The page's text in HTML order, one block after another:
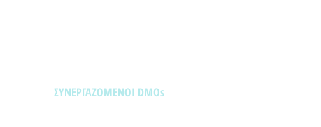
ΣΥΝΕΡΓΑΖΟΜΕΝΟΙ DMOs